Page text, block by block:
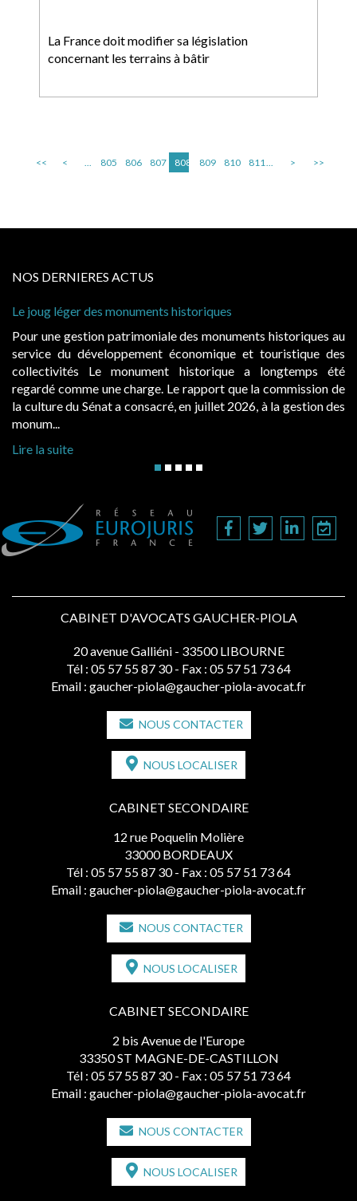
La France doit modifier sa législation
concernant les terrains à bâtir
<< < ... 805 806 807 808 809 810 811... > >>
NOS DERNIERES ACTUS
Le joug léger des monuments historiques
Pour une gestion patrimoniale des monuments historiques au
service du développement économique et touristique des
collectivités Le monument historique a longtemps été
regardé comme une charge. Le rapport que la commission de
la culture du Sénat a consacré, en juillet 2026, à la gestion des
monum...
Lire la suite
CABINET D'AVOCATS GAUCHER-PIOLA
20 avenue Galliéni - 33500 LIBOURNE
Tél : 05 57 55 87 30 - Fax : 05 57 51 73 64
Email : gaucher-piola@gaucher-piola-avocat.fr
NOUS CONTACTER
NOUS LOCALISER
CABINET SECONDAIRE
12 rue Poquelin Molière
33000 BORDEAUX
Tél : 05 57 55 87 30 - Fax : 05 57 51 73 64
Email : gaucher-piola@gaucher-piola-avocat.fr
NOUS CONTACTER
NOUS LOCALISER
CABINET SECONDAIRE
2 bis Avenue de l'Europe
33350 ST MAGNE-DE-CASTILLON
Tél : 05 57 55 87 30 - Fax : 05 57 51 73 64
Email : gaucher-piola@gaucher-piola-avocat.fr
NOUS CONTACTER
NOUS LOCALISER